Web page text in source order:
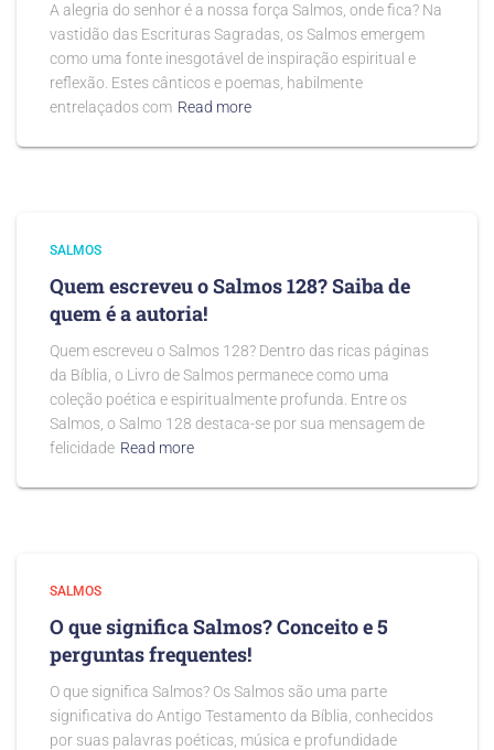
A alegria do senhor é a nossa força Salmos, onde fica? Na
vastidão das Escrituras Sagradas, os Salmos emergem
como uma fonte inesgotável de inspiração espiritual e
reflexão. Estes cânticos e poemas, habilmente
entrelaçados com Read more
SALMOS
Quem escreveu o Salmos 128? Saiba de
quem é a autoria!
Quem escreveu o Salmos 128? Dentro das ricas páginas
da Bíblia, o Livro de Salmos permanece como uma
coleção poética e espiritualmente profunda. Entre os
Salmos, o Salmo 128 destaca-se por sua mensagem de
felicidade Read more
SALMOS
O que significa Salmos? Conceito e 5
perguntas frequentes!
O que significa Salmos? Os Salmos são uma parte
significativa do Antigo Testamento da Bíblia, conhecidos
por suas palavras poéticas, música e profundidade